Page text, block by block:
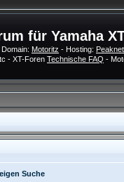
für Yamaha
Motoritz - Hosting:
- XT-Foren Technische FAQ -
Suche